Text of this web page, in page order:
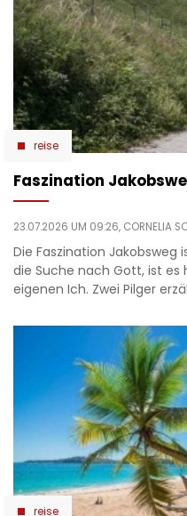
reise
Faszination
23.07.2026 UM 09:26, CORNELIA
Die Faszination
die Suche nach Gott, ist
eigenen Ich. Zwei Pilger
reise